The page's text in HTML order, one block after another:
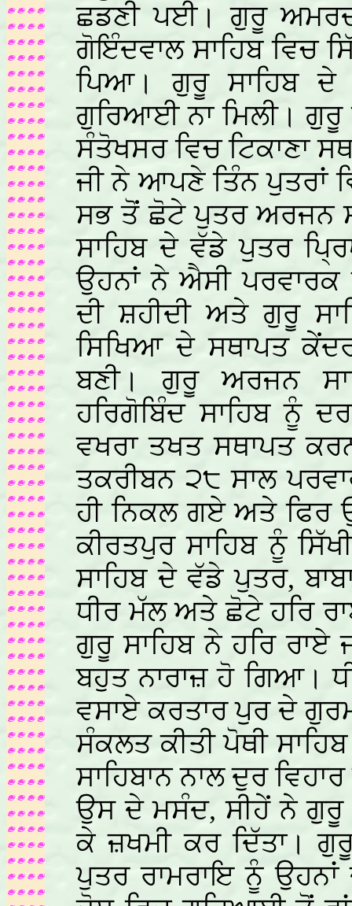
ਛਡਣੀ ਪਈ। ਗੁਰੂ
ਗੋਇੰਦਵਾਲ ਸਾਹਿਬ ਵਿਚ
ਪਿਆ। ਗੁਰੂ ਸਾਹਿਬ ਦੇ
ਗੁਰਿਆਈ ਨਾ ਮਿਲੀ। ਗੁਰੂ
ਸੰਤੋਖਸਰ ਵਿਚ ਟਿਕਾਣਾ
ਜੀ ਨੇ ਆਪਣੇ ਤਿੰਨ ਪੁਤਰਾਂ
ਸਭ ਤੋਂ ਛੋਟੇ ਪੁਤਰ ਅਰਜਨ
ਸਾਹਿਬ ਦੇ ਵੱਡੇ ਪੁਤਰ
ਉਹਨਾਂ ਨੇ ਐਸੀ
ਦੀ ਸ਼ਹੀਦੀ ਅਤੇ ਗੁਰੂ
ਸਿਖਿਆ ਦੇ ਸਥਾਪਤ
ਬਣੀ। ਗੁਰੂ ਅਰਜਨ
ਹਰਿਗੋਬਿੰਦ ਸਾਹਿਬ ਨੂੰ
ਵਖਰਾ ਤਖਤ ਸਥਾਪਤ
ਤਕਰੀਬਨ ੨੮ ਸਾਲ
ਹੀ ਨਿਕਲ ਗਏ ਅਤੇ ਫਿਰ
ਕੀਰਤਪੁਰ ਸਾਹਿਬ ਨੂੰ
ਸਾਹਿਬ ਦੇ ਵੱਡੇ ਪੁਤਰ,
ਧੀਰ ਮੱਲ ਅਤੇ ਛੋਟੇ ਹਰਿ
ਗੁਰੂ ਸਾਹਿਬ ਨੇ ਹਰਿ ਰਾਏ
ਬਹੁਤ ਨਾਰਾਜ਼ ਹੋ ਗਿਆ।
ਵਸਾਏ ਕਰਤਾਰ ਪੁਰ ਦੇ
ਸੰਕਲਤ ਕੀਤੀ ਪੋਥੀ
ਸਾਹਿਬਾਨ ਨਾਲ ਦੁਰ
ਉਸ ਦੇ ਮਸੰਦ, ਸੀਹੇਂ ਨੇ ਗੁਰੂ
ਕੇ ਜ਼ਖਮੀ ਕਰ ਦਿੱਤਾ।
ਪੁਤਰ ਰਾਮਰਾਇ ਨੂੰ